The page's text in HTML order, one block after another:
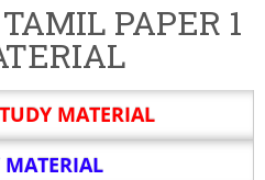
PAPER 1
MATERIAL